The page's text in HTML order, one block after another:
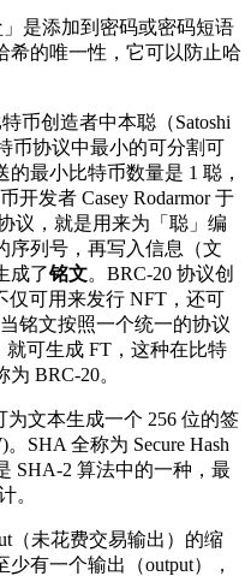
」是添加到密码或密码短语
希的唯一性，它可以防止哈
币创造者中本聪（Satoshi
币协议中最小的可分割可
最小比特币数量是 1 聪，
开发者 Casey Rodarmor 于
议，就是用来为「聪」编
序列号，再写入信息（文
成了铭文。BRC-20 协议创
仅可用来发行 NFT，还可
铭文按照一个统一的协议
就可生成 FT，这种在比特
BRC-20。
为文本生成一个 256 位的签
SHA 全称为 Secure Hash
SHA-2 算法中的一种，最
。
（未花费交易输出）的缩
有一个输出（output），